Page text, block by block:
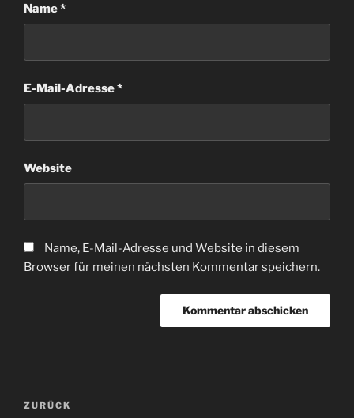
Name*
E-Mail-Adresse*
Website
Name, E-Mail-Adresse und Website in diesem
Browser für meinen nächsten Kommentar speichern.
Beitragsnavigation
Vorheriger
ZURÜCK